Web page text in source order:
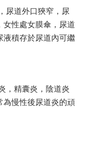
尿道外口狹窄，尿
性處女膜傘，尿道
積存於尿道內可繼
，精囊炎，陰道炎
為慢性後尿道炎的頑